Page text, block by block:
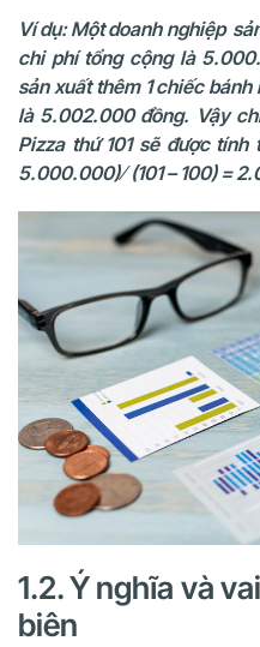
Ví dụ: Một doanh nghiệp
chi phí tổng cộng là
sản xuất thêm 1 chiếc
là 5.002.000 đồng. Vậy
Pizza thứ 101 sẽ được
5.000.000) ∕ (101 – 100) =
1.2. Ý nghĩa và
biên